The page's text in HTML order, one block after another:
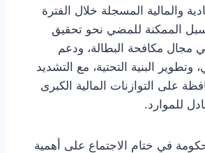
والمالية المسجلة خلال الفترة
الممكنة للمضي نحو تحقيق
مجال مكافحة البطالة، ودعم
وتطوير البنية التحتية، مع التشديد
على التوازنات المالية الكبرى
للموارد.
في ختام الاجتماع على أهمية